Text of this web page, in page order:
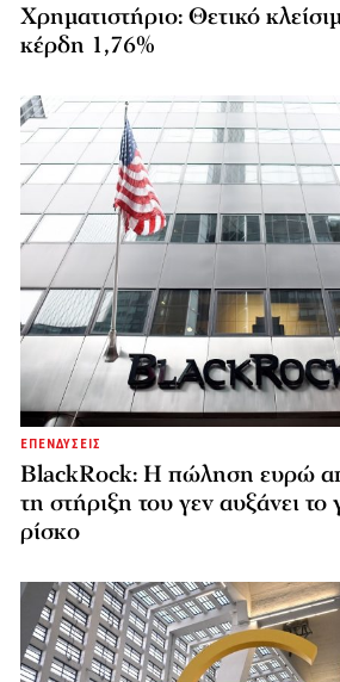
Χρηματιστήριο: Θετικό
κέρδη 1,76%
ΕΠΕΝΔΥΣΕΙΣ
BlackRock: Η πώληση ευρώ
τη στήριξη του γεν αυξάνει το
ρίσκο